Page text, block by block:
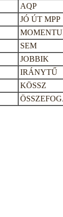
AQP
JÓ ÚT MPP
SEM
JOBBIK
IRÁNYTŰ
KÖSSZ